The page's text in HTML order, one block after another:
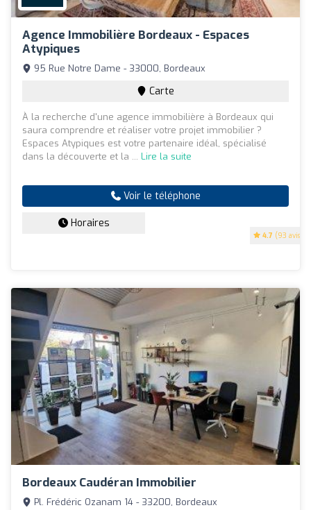
Agence Immobilière Bordeaux - Espaces
Atypiques
4.7 (93 avis)
95 Rue Notre Dame - 33000, Bordeaux
Carte
À la recherche d'une agence immobilière à Bordeaux qui
saura comprendre et réaliser votre projet immobilier ?
Espaces Atypiques est votre partenaire idéal, spécialisé
dans la découverte et la ... Lire la suite
Voir le téléphone
Horaires
Bordeaux Caudéran Immobilier
Pl. Frédéric Ozanam 14 - 33200, Bordeaux